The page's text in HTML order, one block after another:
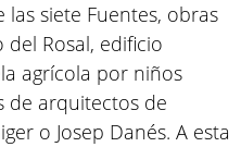
siete Fuentes, obras
del Rosal, edificio
agrícola por niños
de arquitectos de
o Josep Danés. A esta